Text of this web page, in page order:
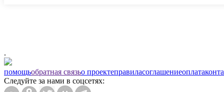
.
помощьобратная связьо проектеправиласоглашениеоплата
Следуйте за нами в соцсетях: